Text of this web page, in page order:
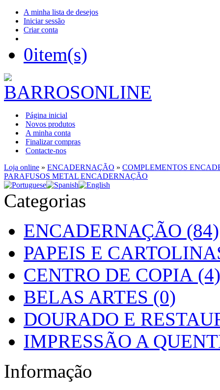
A minha lista de desejos
Iniciar sessão
Criar conta
0item(s)
Página inicial
Novos produtos
A minha conta
Finalizar compras
Contacte-nos
Loja online » ENCADERNAÇÃO » COMPLEMENTOS
PARAFUSOS METAL ENCADERNAÇÃO
Categorias
ENCADERNAÇÃO (84)
PAPEIS E
CENTRO DE COPIA (4)
BELAS ARTES (0)
DOURADO E
IMPRESSÃO A
Informação